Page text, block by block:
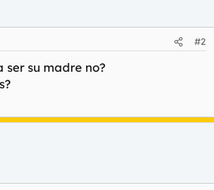
#2
ser su madre no?